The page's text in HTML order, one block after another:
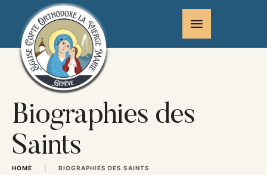
Biographies des
Saints
HOME BIOGRAPHIES DES SAINTS